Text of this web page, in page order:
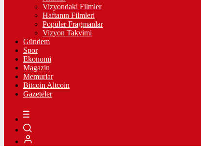
Vizyondaki Filmler
Haftanın Filmleri
Popüler Fragmanlar
Vizyon Takvimi
Gündem
Spor
Ekonomi
Magazin
Memurlar
Bitcoin Altcoin
Gazeteler